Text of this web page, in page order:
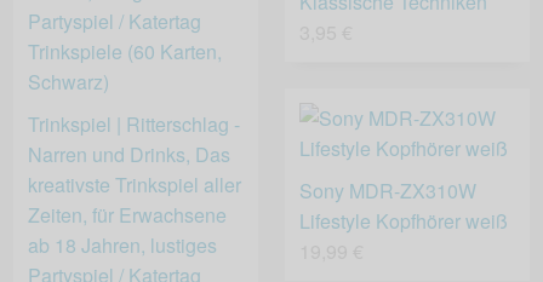
Trinkspiel | Ritterschlag -
Narren und Drinks, Das
kreativste Trinkspiel aller
Zeiten, für Erwachsene
ab 18 Jahren, lustiges
Partyspiel / Katertag
Sony MDR-ZX310W
Lifestyle Kopfhörer weiß